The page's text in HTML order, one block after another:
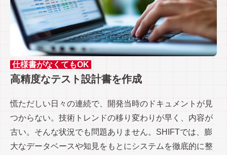
仕様書がなくてもOK
高精度なテスト設計書を作成
慌ただしい日々の連続で、開発当時のドキュメントが見
つからない。技術トレンドの移り変わりが早く、内容が
古い。そんな状況でも問題ありません。SHIFTでは、膨
大なデータベースや知見をもとにシステムを徹底的に整